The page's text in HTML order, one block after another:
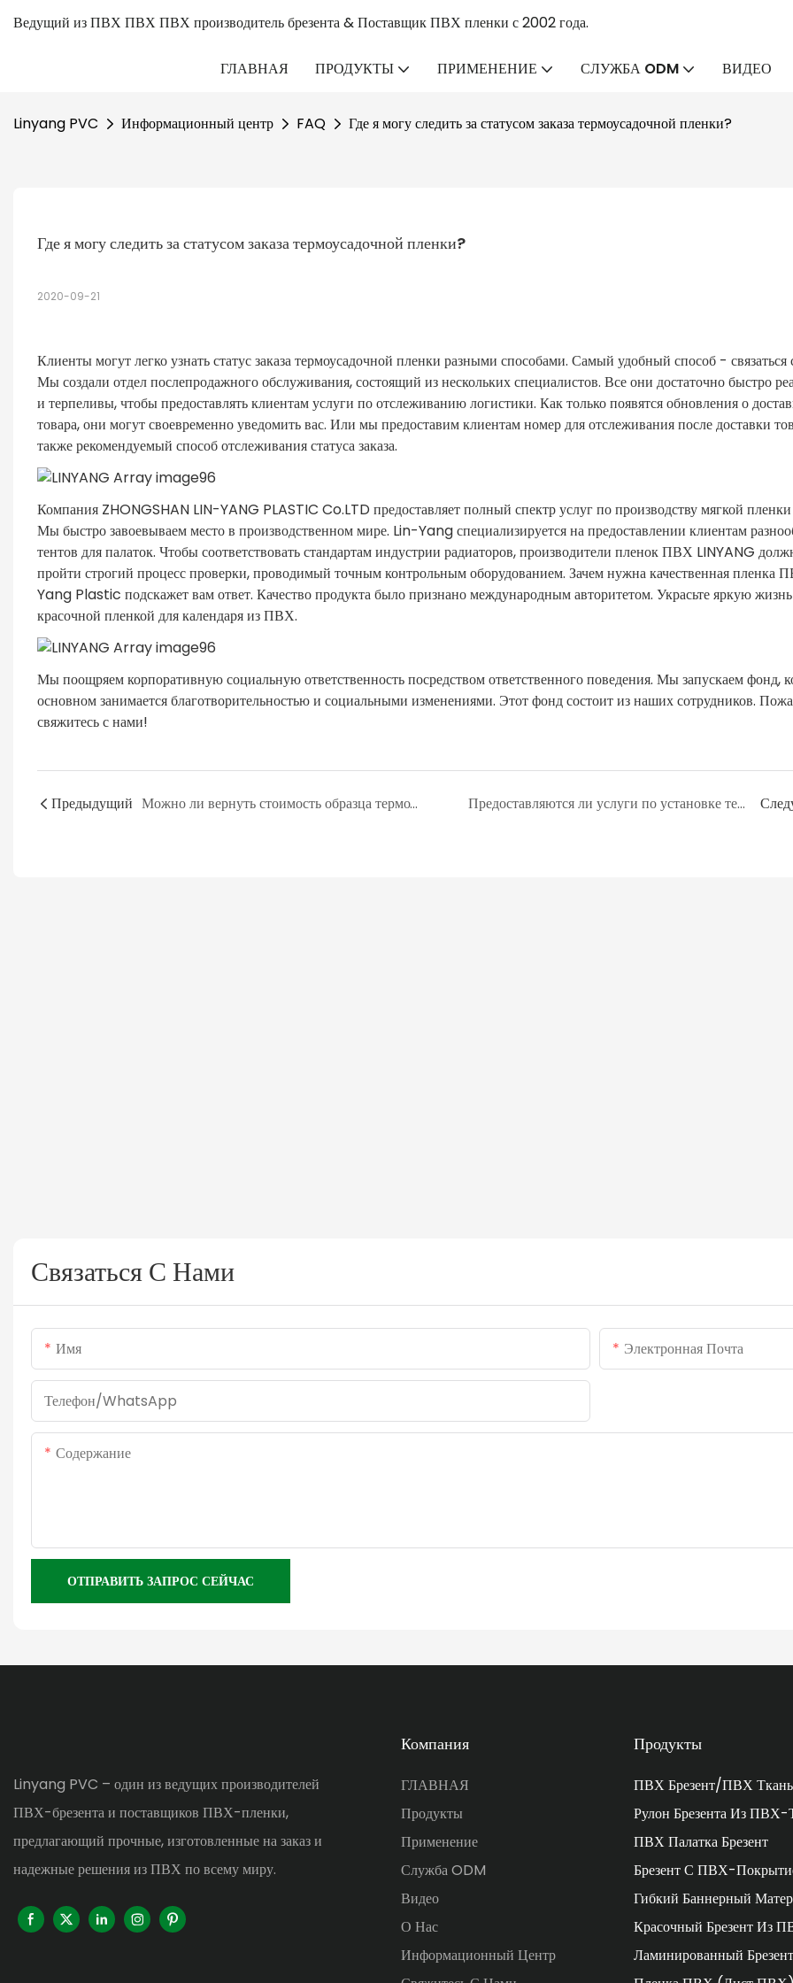
Ведущий из ПВХ ПВХ ПВХ производитель брезента & Поставщик ПВХ пленки с 2002 года.
ГЛАВНАЯ ПРОДУКТЫ ПРИМЕНЕНИЕ СЛУЖБА ODM ВИДЕО
Linyang PVC Информационный центр FAQ Где я могу следить за статусом заказа термоусадочной пленки?
Где я могу следить за статусом заказа термоусадочной пленки?
2020-09-21
Клиенты могут легко узнать статус заказа термоусадочной пленки разными способами. Самый удобный способ - связаться
Мы создали отдел послепродажного обслуживания, состоящий из нескольких специалистов. Все они достаточно быстро
и терпеливы, чтобы предоставлять клиентам услуги по отслеживанию логистики. Как только появятся обновления о
товара, они могут своевременно уведомить вас. Или мы предоставим клиентам номер для отслеживания после доставки
также рекомендуемый способ отслеживания статуса заказа.
Компания ZHONGSHAN LIN-YANG PLASTIC Co.LTD предоставляет полный спектр услуг по производству мягкой
Мы быстро завоевываем место в производственном мире. Lin-Yang специализируется на предоставлении клиентам
тентов для палаток. Чтобы соответствовать стандартам индустрии радиаторов, производители пленок ПВХ LINYANG
пройти строгий процесс проверки, проводимый точным контрольным оборудованием. Зачем нужна качественная пленка
Yang Plastic подскажет вам ответ. Качество продукта было признано международным авторитетом. Украсьте яркую жизнь
красочной пленкой для календаря из ПВХ.
Мы поощряем корпоративную социальную ответственность посредством ответственного поведения. Мы запускаем фонд,
основном занимается благотворительностью и социальными изменениями. Этот фонд состоит из наших сотрудников.
свяжитесь с нами!
Предыдущий Можно ли вернуть стоимость образца термоусадочной пленки при размещении заказа? Предоставляются ли услуги по установке термоусадочной пленки?
Связаться С Нами
Имя Электронная Почта
Телефон/WhatsApp
Содержание
ОТПРАВИТЬ ЗАПРОС СЕЙЧАС
Linyang PVC – один из ведущих производителей
ПВХ-брезента и поставщиков ПВХ-пленки,
предлагающий прочные, изготовленные на заказ и
надежные решения из ПВХ по всему миру.
Компания
ГЛАВНАЯ
Продукты
Применение
Служба ODM
Видео
О Нас
Информационный Центр
Продукты
ПВХ Брезент/ПВХ Ткань
Рулон Брезента Из ПВХ-
ПВХ Палатка Брезент
Брезент С ПВХ-
Гибкий Баннерный
Красочный Брезент Из
Ламинированный